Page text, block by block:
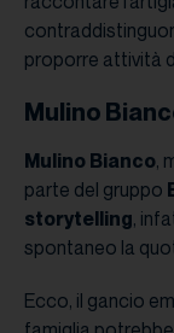
proporre attività
Mulino
Mulino Bianco,
parte del gruppo
storytelling,
spontaneo la
Ecco, il gancio